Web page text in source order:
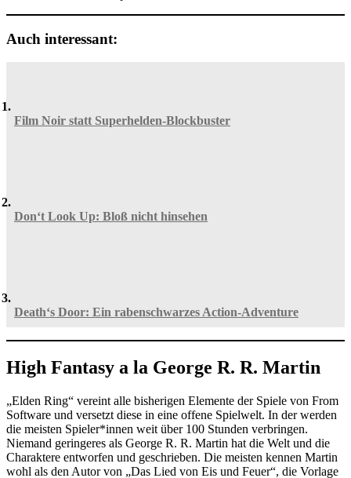
Auch interessant:
Film Noir statt Superhelden-Blockbuster
Don‘t Look Up: Bloß nicht hinsehen
Death‘s Door: Ein rabenschwarzes Action-Adventure
High Fantasy a la George R. R. Martin
„Elden Ring“ vereint alle bisherigen Elemente der Spiele von From
Software und versetzt diese in eine offene Spielwelt. In der werden
die meisten Spieler*innen weit über 100 Stunden verbringen.
Niemand geringeres als George R. R. Martin hat die Welt und die
Charaktere entworfen und geschrieben. Die meisten kennen Martin
wohl als den Autor von „Das Lied von Eis und Feuer“, die Vorlage